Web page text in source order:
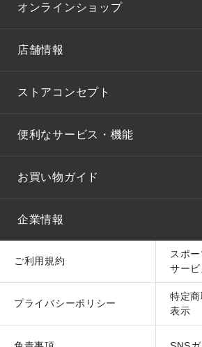
オンラインショップ
店舗情報
ストアコンセプト
便利なサービス・機能
お買い物ガイド
企業情報
ご利用規約
スポ
サー
プライバシーポリシー
特定商
表示